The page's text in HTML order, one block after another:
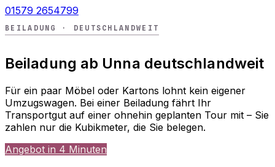
01579 2654799
BEILADUNG · DEUTSCHLANDWEIT
Beiladung ab Unna deutschlandweit
Für ein paar Möbel oder Kartons lohnt kein eigener
Umzugswagen. Bei einer Beiladung fährt Ihr
Transportgut auf einer ohnehin geplanten Tour mit – Sie
zahlen nur die Kubikmeter, die Sie belegen.
Angebot in 4 Minuten